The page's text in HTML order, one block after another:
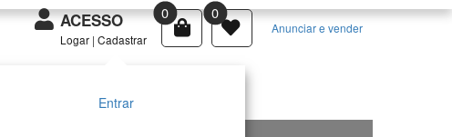
ACESSO
Logar |Cadastrar
Entrar
0 0
Anunciar e vender